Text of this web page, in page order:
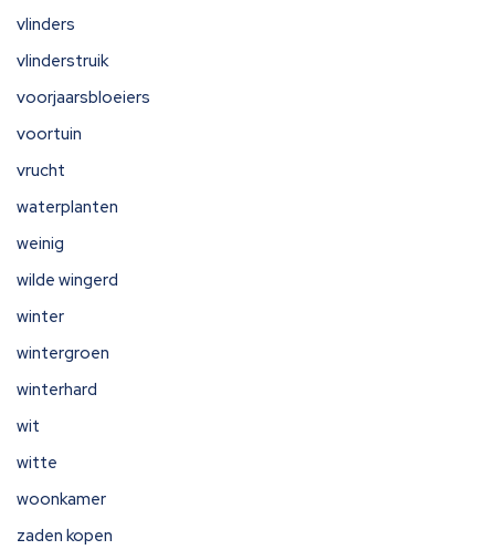
vlinders
vlinderstruik
voorjaarsbloeiers
voortuin
vrucht
waterplanten
weinig
wilde wingerd
winter
wintergroen
winterhard
wit
witte
woonkamer
zaden kopen